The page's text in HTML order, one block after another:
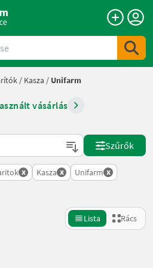
/ Kasza / Unifarm
vásárlás
on
Szűrők
x Kasza x Unifarm x
Lista Rács